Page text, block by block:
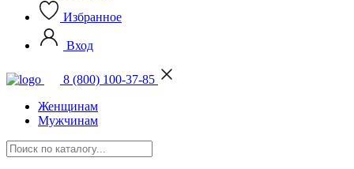
Избранное
Вход
8 (800) 100-37-85
Женщинам
Мужчинам